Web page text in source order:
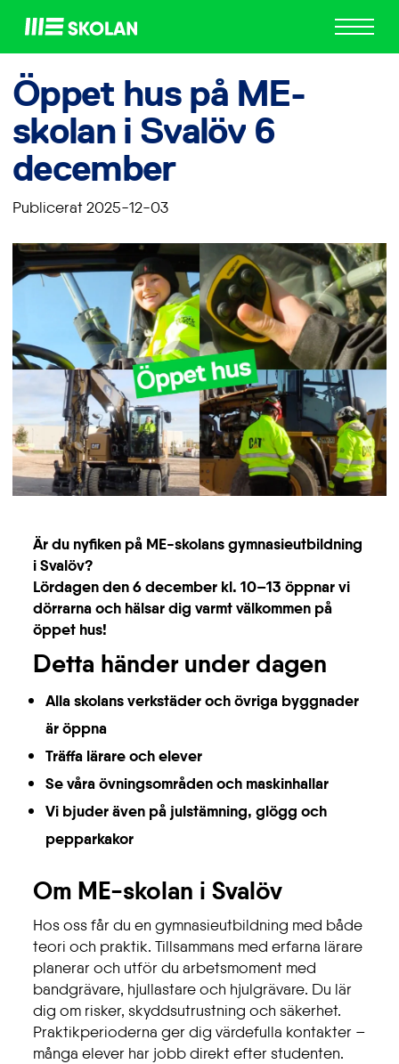
ME
Skolan
Öppet hus på ME-
skolan i Svalöv 6
december
Publicerat 2025-12-03
Är du nyfiken på ME-skolans gymnasieutbildning
i Svalöv?
Lördagen den 6 december kl. 10–13 öppnar vi
dörrarna och hälsar dig varmt välkommen på
öppet hus!
Detta händer under dagen
Alla skolans verkstäder och övriga byggnader
är öppna
Träffa lärare och elever
Se våra övningsområden och maskinhallar
Vi bjuder även på julstämning, glögg och
pepparkakor
Om ME-skolan i Svalöv
Hos oss får du en gymnasieutbildning med både
teori och praktik. Tillsammans med erfarna lärare
planerar och utför du arbetsmoment med
bandgrävare, hjullastare och hjulgrävare. Du lär
dig om risker, skyddsutrustning och säkerhet.
Praktikperioderna ger dig värdefulla kontakter –
många elever har jobb direkt efter studenten.